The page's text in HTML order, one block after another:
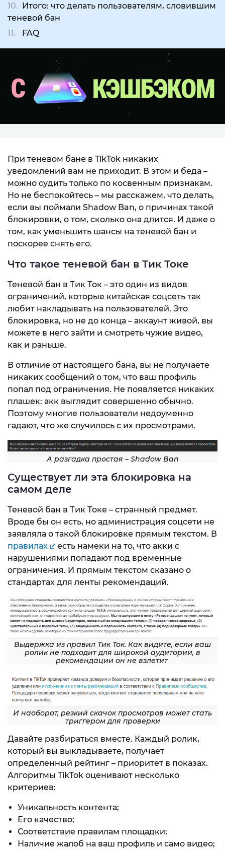
Итого: что делать пользователям, словившим
теневой бан
FAQ
При теневом бане в TikTok никаких
уведомлений вам не приходит. В этом и беда –
можно судить только по косвенным признакам.
Но не беспокойтесь – мы расскажем, что делать,
если вы поймали Shadow Ban, о причинах такой
блокировки, о том, сколько она длится. И даже о
том, как уменьшить шансы на теневой бан и
поскорее снять его.
Что такое теневой бан в Тик Токе
Теневой бан в Тик Ток – это один из видов
ограничений, которые китайская соцсеть так
любит накладывать на пользователей. Это
блокировка, но не до конца – аккаунт живой, вы
можете в него зайти и смотреть чужие видео,
как и раньше.
В отличие от настоящего бана, вы не получаете
никаких сообщений о том, что ваш профиль
попал под ограничения. Не появляется никаких
плашек: акк выглядит совершенно обычно.
Поэтому многие пользователи недоуменно
гадают, что же случилось с их просмотрами.
А разгадка простая – Shadow Ban
Существует ли эта блокировка на
самом деле
Теневой бан в Тик Токе – странный предмет.
Вроде бы он есть, но администрация соцсети не
заявляла о такой блокировке прямым текстом. В
правилах
есть намеки на то, что акки с
нарушениями попадают под временные
ограничения. И прямым текстом сказано о
стандартах для ленты рекомендаций.
Выдержка из правил Тик Ток. Как видите, если ваш
ролик не подходит для широкой аудитории, в
рекомендации он не взлетит
И наоборот, резкий скачок просмотров может стать
триггером для проверки
Давайте разбираться вместе. Каждый ролик,
который вы выкладываете, получает
определенный рейтинг – приоритет в показах.
Алгоритмы TikTok оценивают несколько
критериев:
Уникальность контента;
Его качество;
Соответствие правилам площадки;
Наличие жалоб на ваш профиль и само видео;